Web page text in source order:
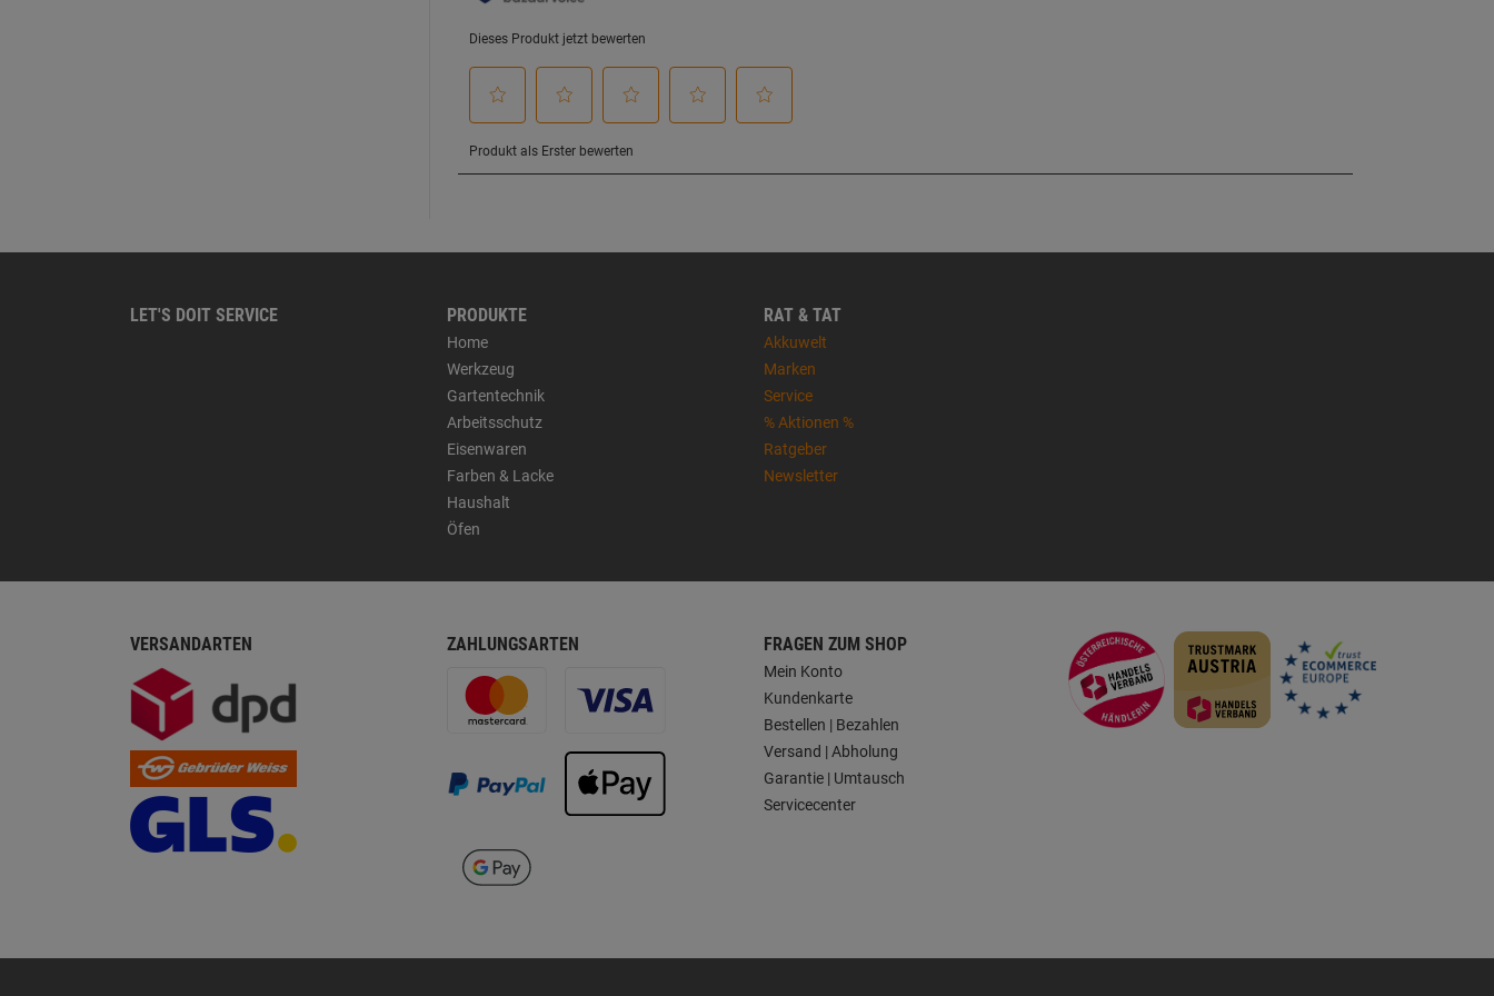
LET'S DOIT SERVICE PRODUKTE
Home
Werkzeug
Gartentechnik
Arbeitsschutz
Eisenwaren
Farben & Lacke
Haushalt
Öfen
RAT & TAT
Akkuwelt
Marken
Service
% Aktionen %
Ratgeber
Newsletter
VERSANDARTEN ZAHLUNGSARTEN FRAGEN ZUM SHOP
Mein Konto
Kundenkarte
Bestellen | Bezahlen
Versand | Abholung
Garantie | Umtausch
Servicecenter